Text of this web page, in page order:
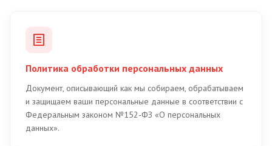
Политика обработки персональных данных
Документ, описывающий как мы собираем, обрабатываем
и защищаем ваши персональные данные в соответствии с
Федеральным законом №152-ФЗ «О персональных
данных».